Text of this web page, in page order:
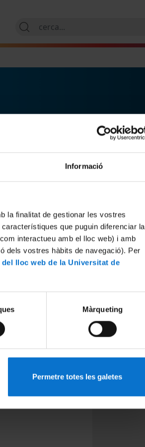
Informació
la finalitat de gestionar les vostres
que puguin diferenciar la
interactueu amb el lloc web) i amb
dels vostres hàbits de navegació). Per
lloc web de la Universitat de
Màrqueting
Permetre totes les galetes
PEU 3